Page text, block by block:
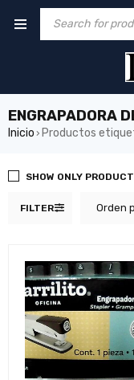
ENGRAPADORA
Inicio › Productos
FILTER Orden
SHOW ONLY